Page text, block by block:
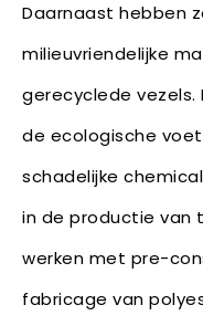
Daarnaast hebben
milieuvriendelijke
gerecyclede
de ecologische
schadelijke
in de productie van
werken met pre-
fabricage van